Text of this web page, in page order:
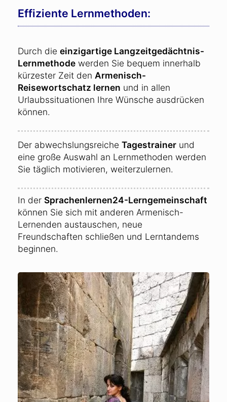
Effiziente Lernmethoden:
Durch die einzigartige Langzeitgedächtnis-
Lernmethode werden Sie bequem innerhalb
kürzester Zeit den Armenisch-
Reisewortschatz lernen und in allen
Urlaubssituationen Ihre Wünsche ausdrücken
können.
Der abwechslungsreiche Tagestrainer und
eine große Auswahl an Lernmethoden werden
Sie täglich motivieren, weiterzulernen.
In der Sprachenlernen24-Lerngemeinschaft
können Sie sich mit anderen Armenisch-
Lernenden austauschen, neue
Freundschaften schließen und Lerntandems
beginnen.